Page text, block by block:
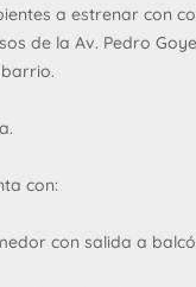
a estrenar con
de la Av. Pedro
con:
con salida a